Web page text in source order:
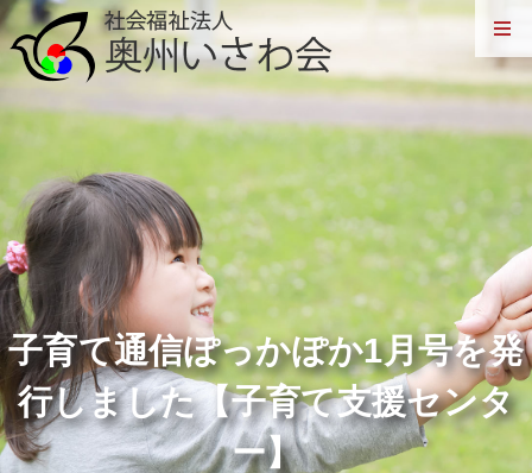
子育て通信ぽっかぽか1月号を発
行しました【子育て支援センタ
ー】